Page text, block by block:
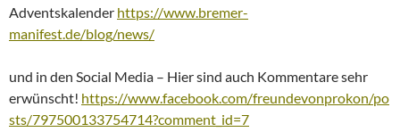
Adventskalender https://www.bremer-
manifest.de/blog/news/
und in den Social Media – Hier sind auch Kommentare sehr
erwünscht! https://www.facebook.com/freundevonprokon/po
sts/797500133754714?comment_id=7